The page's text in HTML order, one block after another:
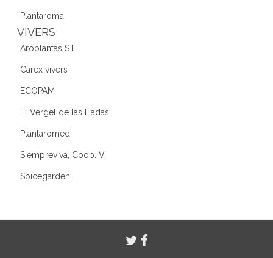
Plantaroma
VIVERS
Aroplantas S.L.
Carex vivers
ECOPAM
El Vergel de las Hadas
Plantaromed
Siempreviva, Coop. V.
Spicegarden